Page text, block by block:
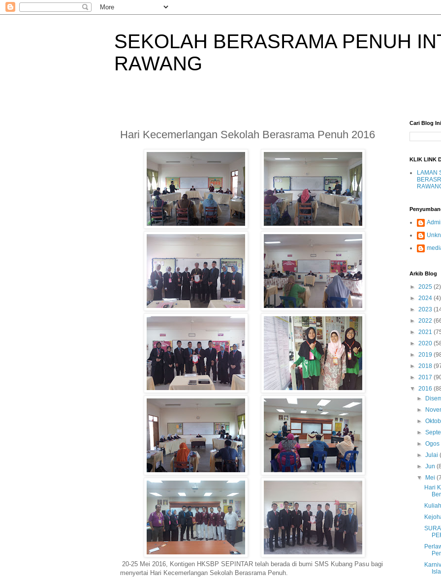
SEKOLAH BERASRAMA PENUH
RAWANG
Hari Kecemerlangan Sekolah Berasrama Penuh 2016
20-25 Mei 2016, Kontigen HKSBP SEPINTAR telah berada di bumi SMS Kubang Pasu bagi
menyertai Hari Kecemerlangan Sekolah Berasrama Penuh.
Cari Blog Ini
KLIK LINK
LAMAN
Arkib Blog
► 2025 (2)
► 2024 (4)
► 2023
► 2022
► 2021
► 2020
► 2019
► 2018
► 2017
▼ 2016
►
►
►
►
►Ogos
►Julai
►Jun
▼
Mei
Hari